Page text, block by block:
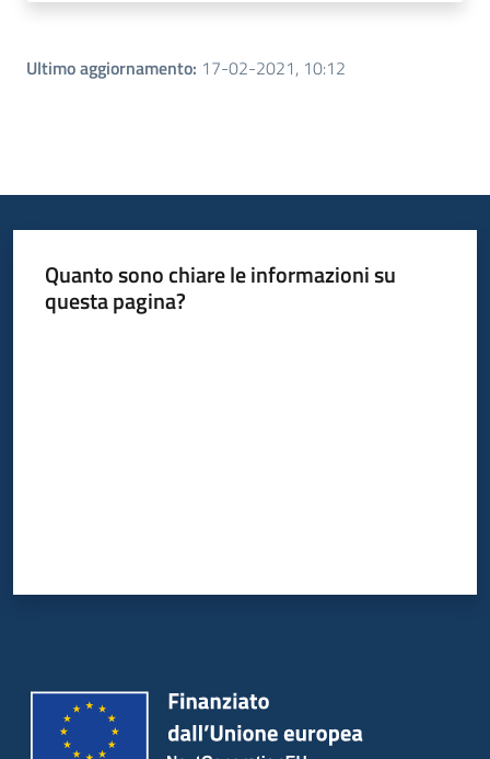
Ultimo aggiornamento: 17-02-2021, 10:12
Quanto sono chiare le informazioni su
questa pagina?